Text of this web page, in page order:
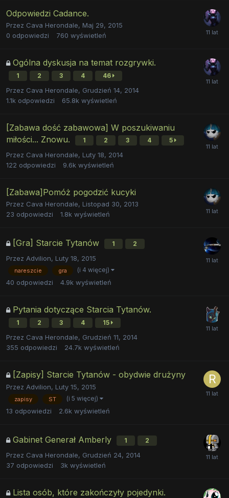
Odpowiedzi Cadance.
Przez Cava Herondale, Maj 29, 2015
0 odpowiedzi 760 wyświetleń
Ogólna dyskusja na temat rozgrywki.
1 2 3 4 46
Przez Cava Herondale, Grudzień 14, 2014
1.1k odpowiedzi 65.8k wyświetleń
[Zabawa dość zabawowa] W poszukiwaniu
miłości... Znowu.
1 2 3 4 5
Przez Cava Herondale, Luty 18, 2014
122 odpowiedzi 9.6k wyświetleń
[Zabawa]Pomóż pogodzić kucyki
Przez Cava Herondale, Listopad 30, 2013
23 odpowiedzi 1.8k wyświetleń
[Gra] Starcie Tytanów 1 2
Przez Advilion, Luty 18, 2015
nareszcie gra (i 4 więcej)
40 odpowiedzi 4.9k wyświetleń
Pytania dotyczące Starcia Tytanów.
1 2 3 4 15
Przez Cava Herondale, Grudzień 11, 2014
355 odpowiedzi 24.7k wyświetleń
[Zapisy] Starcie Tytanów - obydwie drużyny
Przez Advilion, Luty 15, 2015
zapisy ST (i 5 więcej)
13 odpowiedzi 2.6k wyświetleń
Gabinet Generał Amberly 1 2
Przez Cava Herondale, Grudzień 24, 2014
37 odpowiedzi 3k wyświetleń
Lista osób, które zakończyły pojedynki.